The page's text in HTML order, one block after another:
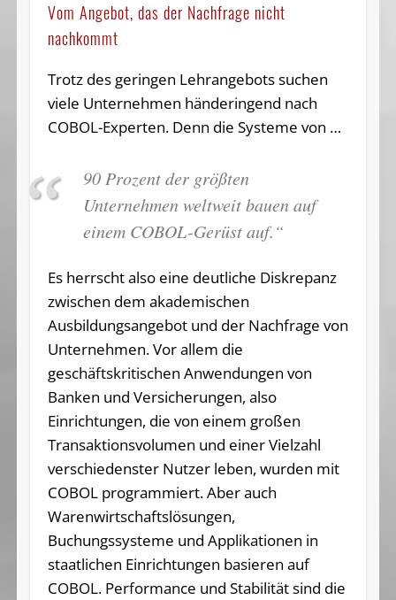
Vom Angebot, das der Nachfrage nicht
nachkommt
Trotz des geringen Lehrangebots suchen
viele Unternehmen händeringend nach
COBOL-Experten. Denn die Systeme von …
90 Prozent der größten
Unternehmen weltweit bauen auf
einem COBOL-Gerüst auf.“
Es herrscht also eine deutliche Diskrepanz
zwischen dem akademischen
Ausbildungsangebot und der Nachfrage von
Unternehmen. Vor allem die
geschäftskritischen Anwendungen von
Banken und Versicherungen, also
Einrichtungen, die von einem großen
Transaktionsvolumen und einer Vielzahl
verschiedenster Nutzer leben, wurden mit
COBOL programmiert. Aber auch
Warenwirtschaftslösungen,
Buchungssysteme und Applikationen in
staatlichen Einrichtungen basieren auf
COBOL. Performance und Stabilität sind die